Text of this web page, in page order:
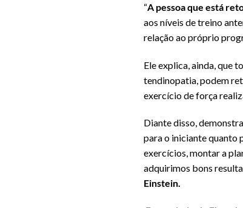
“A pessoa que está
aos níveis de treino
relação ao próprio
Ele explica, ainda, que
tendinopatia, podem
exercício de força
Diante disso,
para o iniciante quanto
exercícios, montar a
adquirimos bons
Einstein.